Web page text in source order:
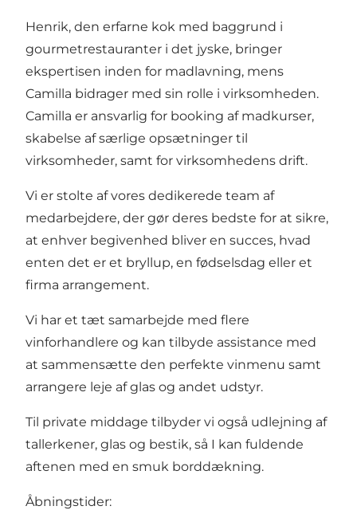
Henrik, den erfarne kok med baggrund i
gourmetrestauranter i det jyske, bringer
ekspertisen inden for madlavning, mens
Camilla bidrager med sin rolle i virksomheden.
Camilla er ansvarlig for booking af madkurser,
skabelse af særlige opsætninger til
virksomheder, samt for virksomhedens drift.
Vi er stolte af vores dedikerede team af
medarbejdere, der gør deres bedste for at sikre,
at enhver begivenhed bliver en succes, hvad
enten det er et bryllup, en fødselsdag eller et
firma arrangement.
Vi har et tæt samarbejde med flere
vinforhandlere og kan tilbyde assistance med
at sammensætte den perfekte vinmenu samt
arrangere leje af glas og andet udstyr.
Til private middage tilbyder vi også udlejning af
tallerkener, glas og bestik, så I kan fuldende
aftenen med en smuk borddækning.
Åbningstider: